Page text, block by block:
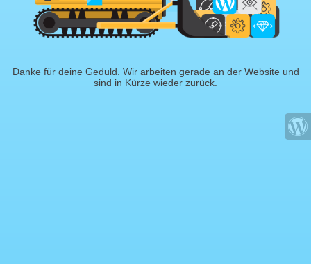
Danke für deine Geduld. Wir arbeiten gerade an der Website und
sind in Kürze wieder zurück.